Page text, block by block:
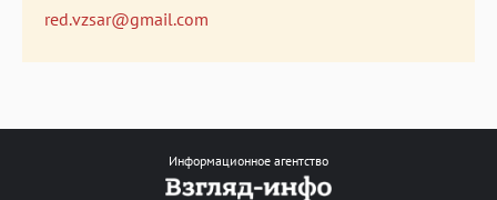
red.vzsar@gmail.com
Информационное агентство